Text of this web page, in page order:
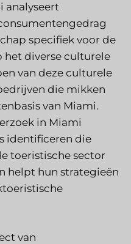
analyseert
specifiek voor de
het diverse culturele
van deze culturele
die mikken
van Miami.
in Miami
identificeren die
toeristische sector
helpt hun strategieën
van